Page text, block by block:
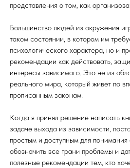
представления о том, как
Большинство людей из окружения
таком состоянии, в котором им
психологического характера, но и
рекомендации как действовать,
интересы зависимого. Это не из
реального мира, который живет по
прописанным законам.
Когда я принял решение написать
задаче выхода из зависимости,
простым и доступным для
обозначить все грани проблемы и
полезные рекомендации тем, кто